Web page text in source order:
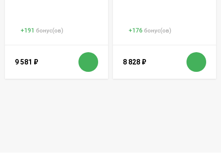
+191 бонус(ов)
9 581 ₽
+176 бонус(ов)
8 828 ₽